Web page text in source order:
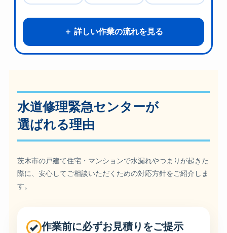
詳しい作業の流れを見る
水道修理緊急センターが
選ばれる理由
茨木市の戸建て住宅・マンションで水漏れやつまりが起きた
際に、安心してご相談いただくための対応方針をご紹介しま
す。
作業前に必ずお見積りをご提示